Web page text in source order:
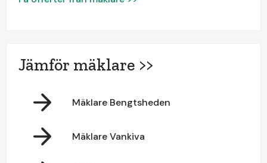
Jämför mäklare >>
Mäklare Bengtsheden
Mäklare Vankiva